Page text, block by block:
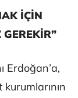
İÇİN
Erdoğan’a,